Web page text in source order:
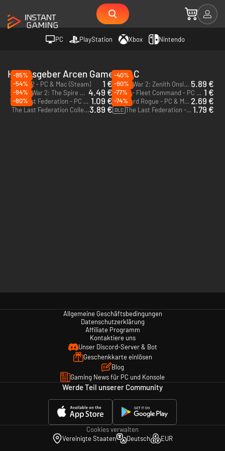
PC PlayStation Xbox Nintendo
Herausgeber Arcen Games, LLC
-95%
AI War 2 - PC & Mac (Steam)
1 €
-40%
DLC AI War 2: Zenith Onslaught - PC & Mac (Steam) 5.89 €
-54%
DLC AI War 2: The Spire Rises - PC & Mac (Steam) 4.49 €
-90%
AI War - Fleet Command - PC & Mac (Steam) 1 €
-94%
The Last Federation - PC & Mac (Steam) 1.09 €
-77%
Starward Rogue - PC & Mac (Steam) 2.69 €
-80%
The Last Federation Collection - PC & Mac (Steam)3.89 €
-74%
DLC The Last Federation - Betrayed Hope - PC & Mac (Steam) 1.79 €
Allgemeine Geschäftsbedingungen
Datenschutzerklärung
Affiliate Programm
Kontaktiere uns
Unser Discord-Server & Bot
Geschenkkarte einlösen
Blog
Gaming News für PC und Konsole
Werde Teil unserer Community
Cookies verwalten
Vereinigte Staaten
Deutsch EUR